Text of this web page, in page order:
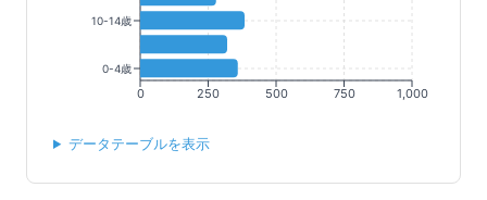
0 250 500 750 1,000
10-14歳
0-4歳
データテーブルを表示